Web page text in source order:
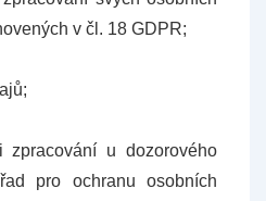
v čl. 18 GDPR;
zpracování u dozorového
pro ochranu osobních